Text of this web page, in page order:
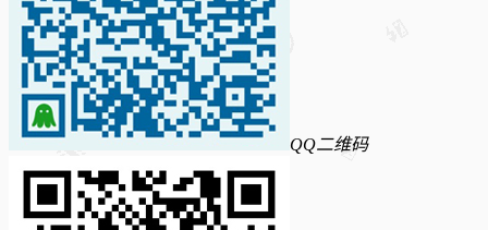
QQ二维码